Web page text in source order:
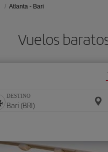
Atlanta - Bari
Vuelos
DESTINO